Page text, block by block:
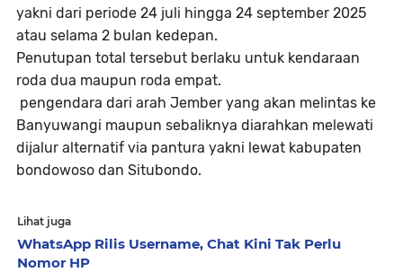
yakni dari periode 24 juli hingga 24 september 2025
atau selama 2 bulan kedepan.
Penutupan total tersebut berlaku untuk kendaraan
roda dua maupun roda empat.
pengendara dari arah Jember yang akan melintas ke
Banyuwangi maupun sebaliknya diarahkan melewati
dijalur alternatif via pantura yakni lewat kabupaten
bondowoso dan Situbondo.
Lihat juga
WhatsApp Rilis Username, Chat Kini Tak Perlu
Nomor HP